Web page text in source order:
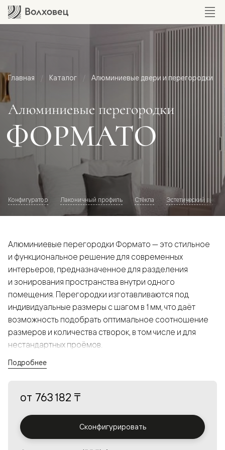
Главная Каталог Алюминиевые двери и перегородки
Алюминиевые перегородки
ФОРМАТО
Конфигуратор Лаконичный профиль Стёкла Эстетический
Алюминиевые перегородки Формато — это стильное
и функциональное решение для современных
интерьеров, предназначенное для разделения
и зонирования пространства внутри одного
помещения. Перегородки изготавливаются под
индивидуальные размеры с шагом в 1 мм, что даёт
возможность подобрать оптимальное соотношение
размеров и количества створок, в том числе и для
нестандартных проёмов.
а большой выбор вставок из стекла с различными
решения в интерьере и варьировать освещённость.
Подробнее
от 763 182 ₸
Сконфигурировать